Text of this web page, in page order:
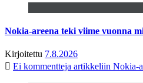
Nokia-areena teki viime vuonna
Kirjoitettu 7.8.2026
Ei kommentteja artikkeliin Nokia-